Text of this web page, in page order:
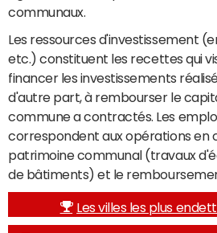
communaux.
Les ressources d'investissement
etc.) constituent les recettes qui
financer les investissements
d'autre part, à rembourser le
commune a contractés. Les
correspondent aux opérations en
patrimoine communal (travaux
de bâtiments) et le
Les villes les plus